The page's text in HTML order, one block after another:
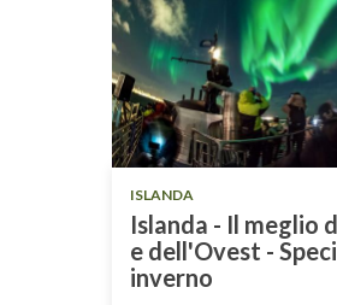
ISLANDA
Islanda - Il meglio
e dell'Ovest -
inverno